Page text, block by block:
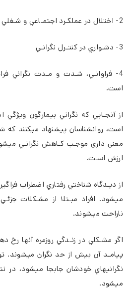
2- اختلال در عملكـرد اجتمـاعي و شـغلي
3- دشـواري در كنتـرل نگرانـي
4- فراوانـي، شـدت و مـدت نگراني
است.
از آنجـايي كه نگراني بيمارگون ويژگي
است، روانشناسان پيشنهاد ميكنند كه
معنی داری موجـب كـاهش نگرانـي
ارزش اسـت.
از ديـدگاه شناختي رفتاري اضطراب
ميشود. افراد مبـتلا از مشـكلات
ناراحت ميشوند.
اگر مشـكلي در زنـدگي روزمره آنها رخ
پيامـد آن بيش از حد نگران ميشوند.
نگرانيهاي خودشان جابجا ميشود، در
ميشود.